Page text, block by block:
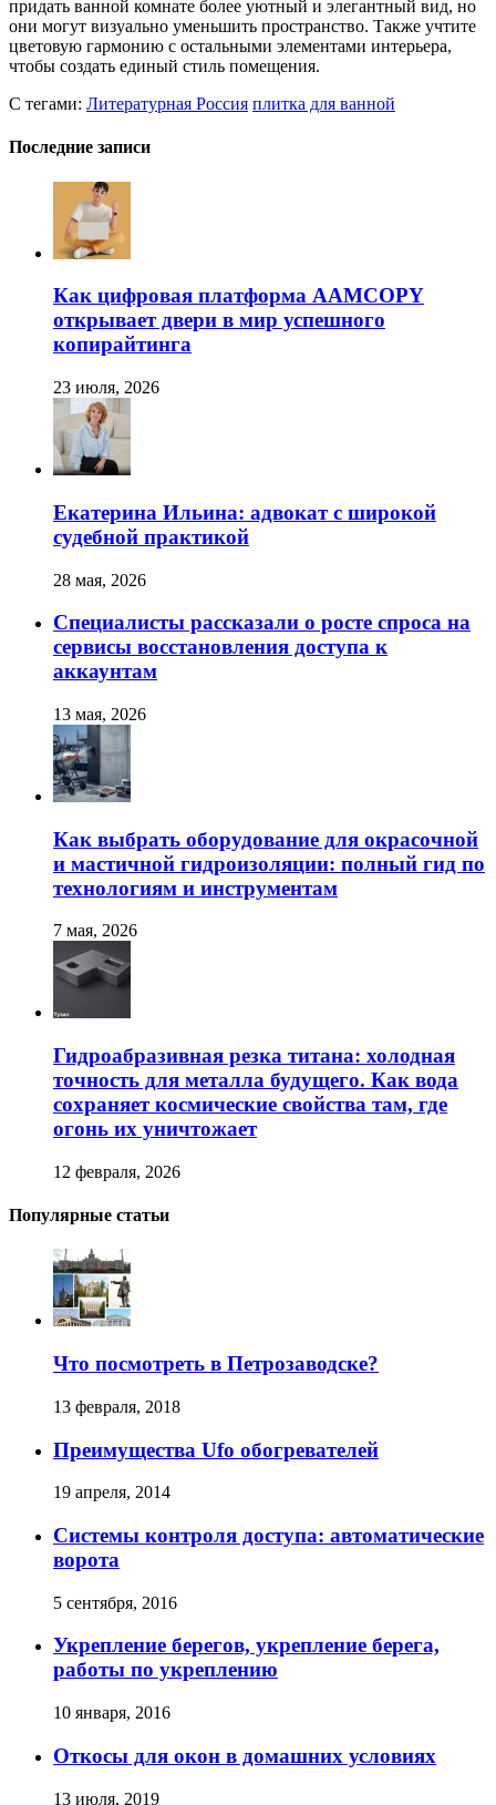
придать ванной комнате более уютный и элегантный вид, но
они могут визуально уменьшить пространство. Также учтите
цветовую гармонию с остальными элементами интерьера,
чтобы создать единый стиль помещения.
С тегами: Литературная Россия плитка для ванной
Последние записи
Как цифровая платформа AAMCOPY
открывает двери в мир успешного
копирайтинга
23 июля, 2026
Екатерина Ильина: адвокат с широкой
судебной практикой
28 мая, 2026
Специалисты рассказали о росте спроса на
сервисы восстановления доступа к
аккаунтам
13 мая, 2026
Как выбрать оборудование для окрасочной
и мастичной гидроизоляции: полный гид по
технологиям и инструментам
7 мая, 2026
Гидроабразивная резка титана: холодная
точность для металла будущего. Как вода
сохраняет космические свойства там, где
огонь их уничтожает
12 февраля, 2026
Популярные статьи
Что посмотреть в Петрозаводске?
13 февраля, 2018
Преимущества Ufo обогревателей
19 апреля, 2014
Системы контроля доступа: автоматические
ворота
5 сентября, 2016
Укрепление берегов, укрепление берега,
работы по укреплению
10 января, 2016
Откосы для окон в домашних условиях
13 июля, 2019